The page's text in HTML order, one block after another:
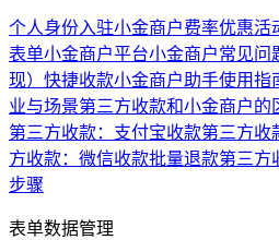
个人身份入驻小金商户费率优惠活
表单小金商户平台小金商户常见问
现） 快捷收款小金商户助手使用指
业与场景第三方收款和小金商户的
第三方收款：支付宝收款第三方收
方收款：微信收款批量退款第三方
步骤
表单数据管理